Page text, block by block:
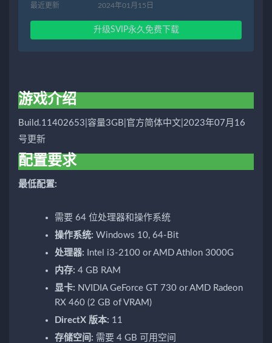
最近更新 2024年01月15日
升级SVIP永久免费下载
游戏介绍
Build.11402653|容量3GB|官方简体中文|2023年07月16
号更新
配置要求
最低配置:
需要 64 位处理器和操作系统
操作系统: Windows 10, 64-Bit
处理器: Intel i3-2100 or AMD Athlon 3000G
内存: 4 GB RAM
显卡: NVIDIA GeForce GT 730 or AMD Radeon
RX 460 (2 GB of VRAM)
DirectX 版本: 11
存储空间: 需要 4 GB 可用空间